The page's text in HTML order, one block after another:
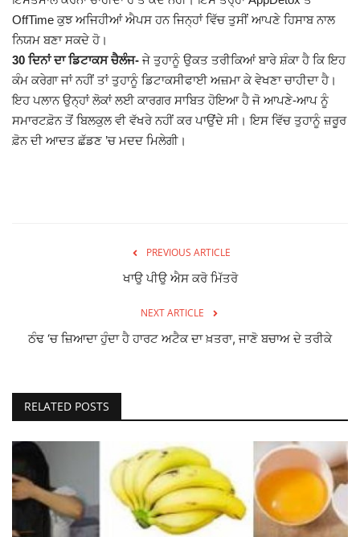
Contact Us
OffTime ਕੁਝ ਅਜਿਹੀਆਂ ਐਪਸ ਹਨ ਜਿਨ੍ਹਾਂ ਵਿੱਚ ਤੁਸੀਂ ਆਪਣੇ ਹਿਸਾਬ ਨਾਲ
ਨਿਯਮ ਬਣਾ ਸਕਦੇ ਹੋ।
30 ਦਿਨਾਂ ਦਾ ਡਿਟਾਕਸ ਚੈਲੰਜ- ਜੇ ਤੁਹਾਨੂੰ ਉਕਤ ਤਰੀਕਿਆਂ ਬਾਰੇ ਸ਼ੰਕਾ ਹੈ ਕਿ ਇਹ
ਕੰਮ ਕਰੇਗਾ ਜਾਂ ਨਹੀਂ ਤਾਂ ਤੁਹਾਨੂੰ ਡਿਟਾਕਸੀਫਾਈ ਅਜ਼ਮਾ ਕੇ ਵੇਖਣਾ ਚਾਹੀਦਾ ਹੈ।
ਇਹ ਪਲਾਨ ਉਨ੍ਹਾਂ ਲੋਕਾਂ ਲਈ ਕਾਰਗਰ ਸਾਬਿਤ ਹੋਇਆ ਹੈ ਜੋ ਆਪਣੇ-ਆਪ ਨੂੰ
ਸਮਾਰਟਫ਼ੋਨ ਤੋਂ ਬਿਲਕੁਲ ਵੀ ਵੱਖਰੇ ਨਹੀਂ ਕਰ ਪਾਉਂਦੇ ਸੀ। ਇਸ ਵਿੱਚ ਤੁਹਾਨੂੰ ਜ਼ਰੂਰ
ਫ਼ੋਨ ਦੀ ਆਦਤ ਛੱਡਣ ’ਚ ਮਦਦ ਮਿਲੇਗੀ।
PREVIOUS ARTICLE
ਖਾਉ ਪੀਉ ਐਸ ਕਰੋ ਮਿੱਤਰੋ
NEXT ARTICLE
ਠੰਢ ‘ਚ ਜ਼ਿਆਦਾ ਹੁੰਦਾ ਹੈ ਹਾਰਟ ਅਟੈਕ ਦਾ ਖ਼ਤਰਾ, ਜਾਣੋ ਬਚਾਅ ਦੇ ਤਰੀਕੇ
RELATED POSTS